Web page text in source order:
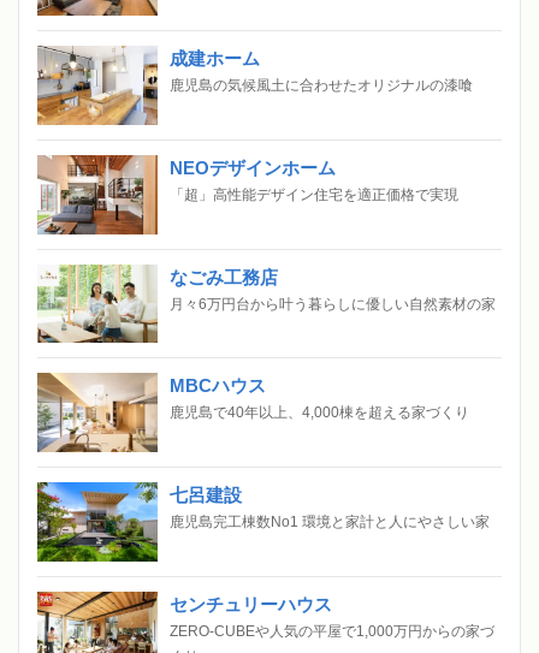
成建ホーム
鹿児島の気候風土に合わせたオリジナルの漆喰
NEOデザインホーム
「超」高性能デザイン住宅を適正価格で実現
なごみ工務店
月々6万円台から叶う暮らしに優しい自然素材の家
MBCハウス
鹿児島で40年以上、4,000棟を超える家づくり
七呂建設
鹿児島完工棟数No1 環境と家計と人にやさしい家
センチュリーハウス
ZERO-CUBEや人気の平屋で1,000万円からの家づ